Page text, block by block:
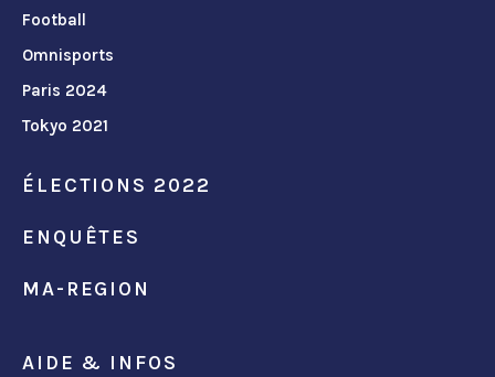
Football
Omnisports
Paris 2024
Tokyo 2021
ÉLECTIONS 2022
ENQUÊTES
MA-REGION
AIDE & INFOS